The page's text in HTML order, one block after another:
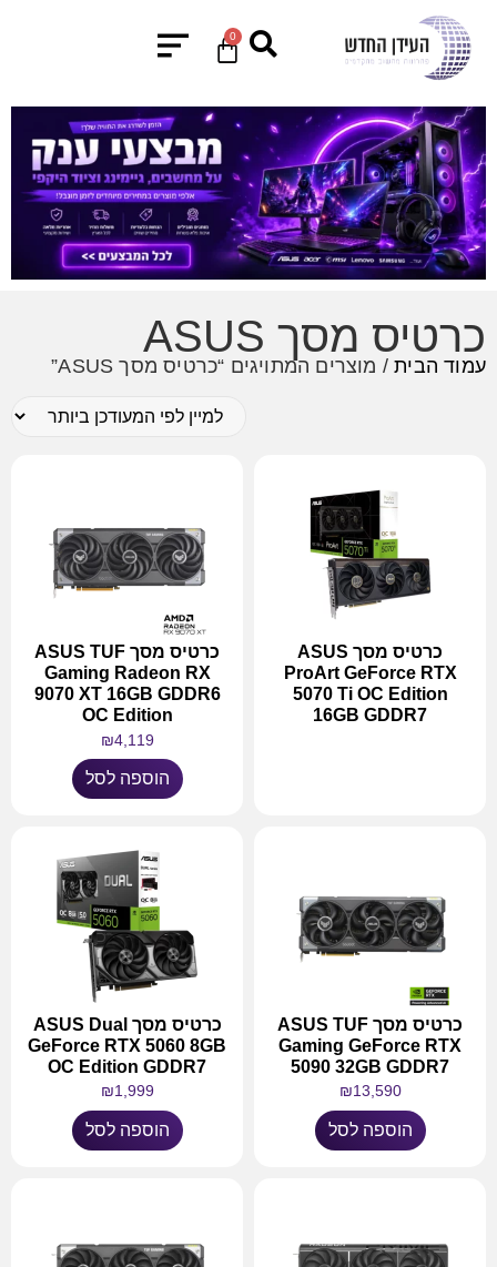
0
כרטיס מסך ASUS
עמוד הבית/ מוצרים המתויגים “כרטיס מסך ASUS”
כרטיס מסך ASUS
ProArt GeForce RTX
5070 Ti OC Edition
16GB GDDR7
כרטיס מסך ASUS TUF
Gaming Radeon RX
9070 XT 16GB GDDR6
OC Edition
₪4,119
הוספה לסל
כרטיס מסך ASUS TUF
Gaming GeForce RTX
5090 32GB GDDR7
₪13,590
הוספה לסל
כרטיס מסך ASUS Dual
GeForce RTX 5060 8GB
OC Edition GDDR7
₪1,999
הוספה לסל